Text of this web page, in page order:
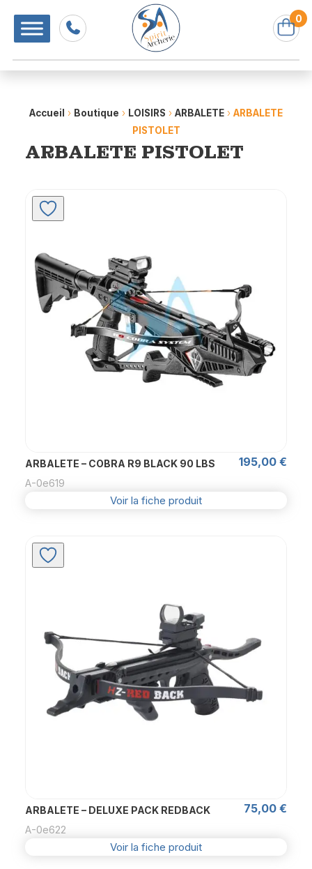
Accueil › Boutique › LOISIRS › ARBALETE › ARBALETE
PISTOLET
ARBALETE PISTOLET
ARBALETE – COBRA R9 BLACK 90 LBS 195,00 €
A-0e619
Voir la fiche produit
ARBALETE – DELUXE PACK REDBACK 75,00 €
A-0e622
Voir la fiche produit
0